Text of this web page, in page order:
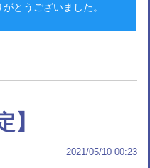
とうございました。
】
2021/05/10 00:23